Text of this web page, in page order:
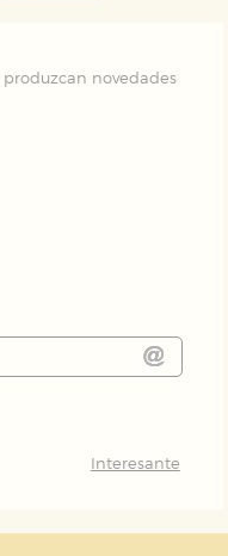
novedades
Interesante